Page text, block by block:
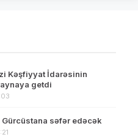
Kəşfiyyat İdarəsinin
getdi
səfər edəcək